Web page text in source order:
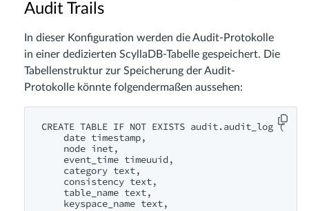
Audit Trails
In dieser Konfiguration werden die Audit-Protokolle
in einer dedizierten ScyllaDB-Tabelle gespeichert. Die
Tabellenstruktur zur Speicherung der Audit-
Protokolle könnte folgendermaßen aussehen:
CREATE TABLE IF NOT EXISTS audit.audit_log (
    date timestamp,
    node inet,
    event_time timeuuid,
    category text,
    consistency text,
    table_name text,
    keyspace_name text,